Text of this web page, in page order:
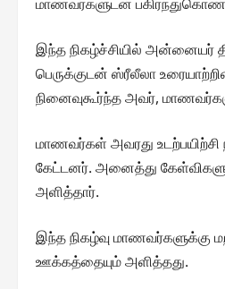
இந்த நிகழ்ச்சியில் அன்னையர்
பெருக்குடன் ஸ்ரீலீலா
நினைவுகூர்ந்த அவர்,
மாணவர்கள் அவரது உடற்பயிற்சி
கேட்டனர். அனைத்து
அளித்தார்.
இந்த நிகழ்வு
ஊக்கத்தையும் அளித்தது.